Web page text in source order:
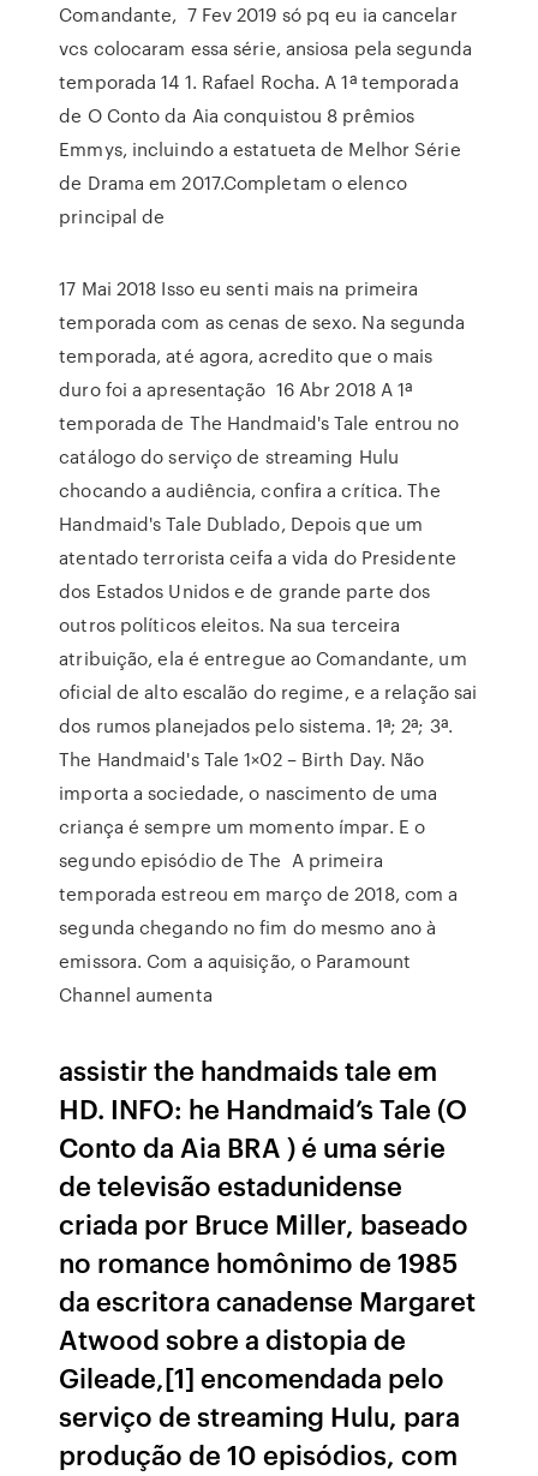
Comandante, 7 Fev 2019 só pq eu ia cancelar
vcs colocaram essa série, ansiosa pela segunda
temporada 14 1. Rafael Rocha. A 1ª temporada
de O Conto da Aia conquistou 8 prêmios
Emmys, incluindo a estatueta de Melhor Série
de Drama em 2017.Completam o elenco
principal de
17 Mai 2018 Isso eu senti mais na primeira
temporada com as cenas de sexo. Na segunda
temporada, até agora, acredito que o mais
duro foi a apresentação 16 Abr 2018 A 1ª
temporada de The Handmaid's Tale entrou no
catálogo do serviço de streaming Hulu
chocando a audiência, confira a crítica. The
Handmaid's Tale Dublado, Depois que um
atentado terrorista ceifa a vida do Presidente
dos Estados Unidos e de grande parte dos
outros políticos eleitos. Na sua terceira
atribuição, ela é entregue ao Comandante, um
oficial de alto escalão do regime, e a relação sai
dos rumos planejados pelo sistema. 1ª; 2ª; 3ª.
The Handmaid's Tale 1×02 – Birth Day. Não
importa a sociedade, o nascimento de uma
criança é sempre um momento ímpar. E o
segundo episódio de The A primeira
temporada estreou em março de 2018, com a
segunda chegando no fim do mesmo ano à
emissora. Com a aquisição, o Paramount
Channel aumenta
assistir the handmaids tale em
HD. INFO: he Handmaid’s Tale (O
Conto da Aia BRA ) é uma série
de televisão estadunidense
criada por Bruce Miller, baseado
no romance homônimo de 1985
da escritora canadense Margaret
Atwood sobre a distopia de
Gileade,[1] encomendada pelo
serviço de streaming Hulu, para
produção de 10 episódios, com